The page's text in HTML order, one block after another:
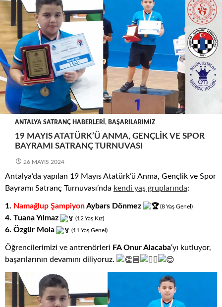
ANTALYA SATRANÇ HABERLERI , BAŞARILARIMIZ
19 MAYIS ATATÜRK’Ü ANMA, GENÇLIK VE SPOR
BAYRAMI SATRANÇ TURNUVASI
26 MAYIS 2024
Antalya’da yapılan 19 Mayıs Atatürk’ü Anma, Gençlik ve Spor
Bayramı Satranç Turnuvası’nda kendi yaş gruplarında:
1. Namağlup ŞampiyonAybars Dönmez (8Yaş Genel)
4. Tuana Yılmaz (12 Yaş Kız)
6. Özgür Mola (11 Yaş Genel)
Öğrencilerimizi ve antrenörleri FA Onur Alacaba‘yı kutluyor,
başarılarının devamını diliyoruz.